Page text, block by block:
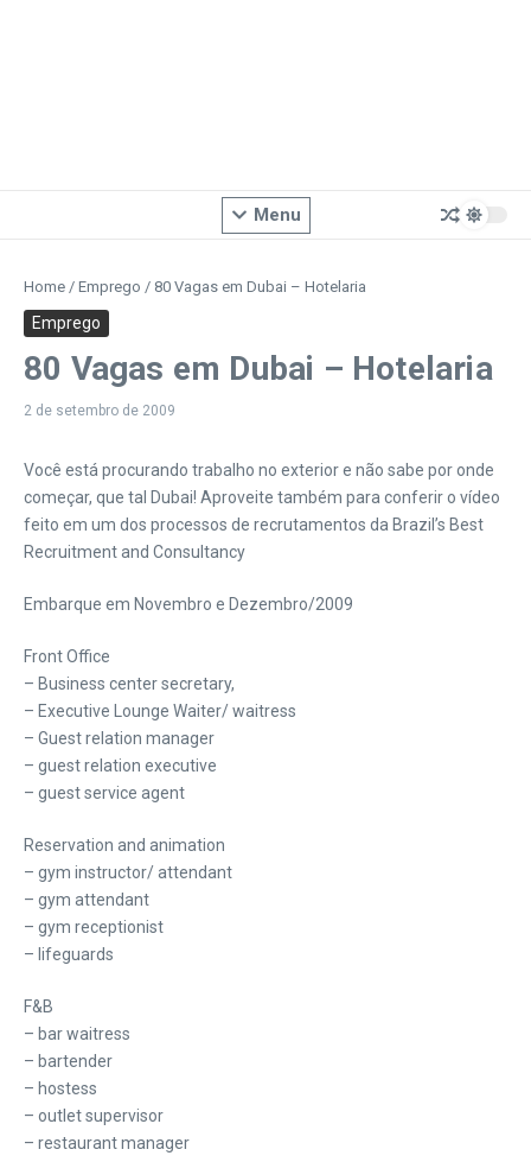
Menu
Home / Emprego / 80 Vagas em Dubai – Hotelaria
Emprego
80 Vagas em Dubai – Hotelaria
2 de setembro de 2009
Você está procurando trabalho no exterior e não sabe por onde
começar, que tal Dubai! Aproveite também para conferir o vídeo
feito em um dos processos de recrutamentos da Brazil’s Best
Recruitment and Consultancy
Embarque em Novembro e Dezembro/2009
Front Office
– Business center secretary,
– Executive Lounge Waiter/ waitress
– Guest relation manager
– guest relation executive
– guest service agent
Reservation and animation
– gym instructor/ attendant
– gym attendant
– gym receptionist
– lifeguards
F&B
– bar waitress
– bartender
– hostess
– outlet supervisor
– restaurant manager